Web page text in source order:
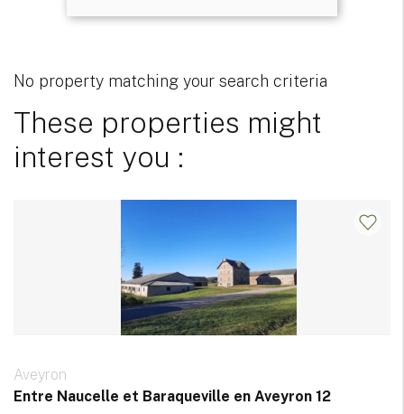
No property matching your search criteria
These properties might
interest you :
Aveyron
Entre Naucelle et Baraqueville en Aveyron 12